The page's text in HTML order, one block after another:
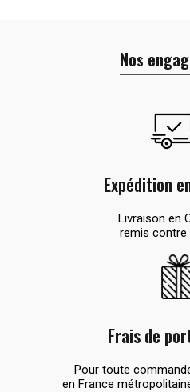
Nos
Expédition
Livraison en
remis contre
Frais de
Pour toute
en France